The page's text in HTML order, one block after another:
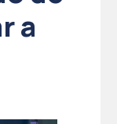
a